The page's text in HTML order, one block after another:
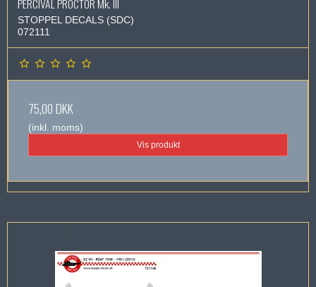
PERCIVAL PROCTOR Mk. III
STOPPEL DECALS (SDC)
072111
75,00 DKK
(inkl. moms)
Vis produkt